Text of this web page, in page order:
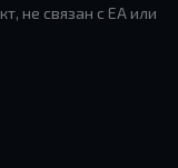
не связан с EA или